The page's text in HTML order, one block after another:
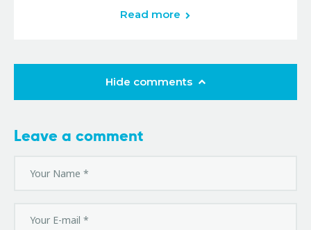
Read more
Hide comments
Leave a comment